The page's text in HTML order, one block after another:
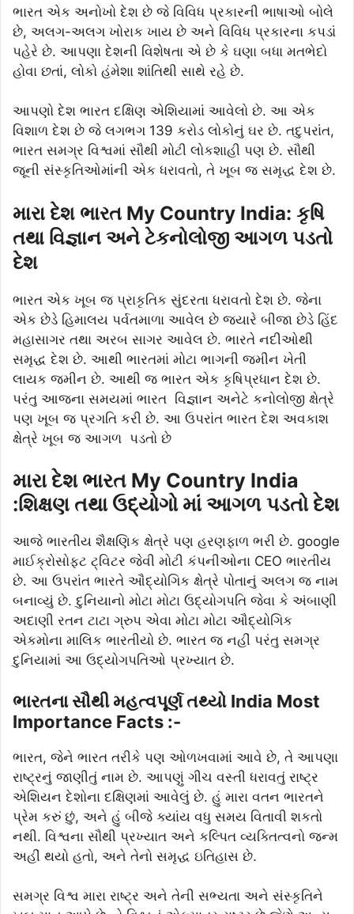
ભારત એક અનોખો દેશ છે જે વિવિધ પ્રકારની ભાષાઓ બોલે
છે, અલગ-અલગ ખોરાક ખાય છે અને વિવિધ પ્રકારના કપડાં
પહેરે છે. આપણા દેશની વિશેષતા એ છે કે ઘણા બધા મતભેદો
હોવા છતાં, લોકો હંમેશા શાંતિથી સાથે રહે છે.
આપણો દેશ ભારત દક્ષિણ એશિયામાં આવેલો છે. આ એક
વિશાળ દેશ છે જે લગભગ 139 કરોડ લોકોનું ઘર છે. તદુપરાંત,
ભારત સમગ્ર વિશ્વમાં સૌથી મોટી લોકશાહી પણ છે. સૌથી
જૂની સંસ્કૃતિઓમાંની એક ધરાવતો, તે ખૂબ જ સમૃદ્ધ દેશ છે.
મારા દેશ ભારત My Country India: કૃષિ
તથા વિજ્ઞાન અને ટેકનોલોજી આગળ પડતો
દેશ
ભારત એક ખૂબ જ પ્રાકૃતિક સુંદરતા ધરાવતો દેશ છે. જેના
એક છેડે હિમાલય પર્વતમાળા આવેલ છે જ્યારે બીજા છેડે હિંદ
મહાસાગર તથા અરબ સાગર આવેલ છે. ભારતે નદીઓથી
સમૃદ્ધ દેશ છે. આથી ભારતમાં મોટા ભાગની જમીન ખેતી
લાયક જમીન છે. આથી જ ભારત એક કૃષિપ્રધાન દેશ છે.
પરંતુ આજના સમયમાં ભારત વિજ્ઞાન અનેટે કનોલોજી ક્ષેત્રે
પણ ખૂબ જ પ્રગતિ કરી છે. આ ઉપરાંત ભારત દેશ અવકાશ
ક્ષેત્રે ખૂબ જ આગળ પડતો છે
મારા દેશ ભારત My Country India
:શિક્ષણ તથા ઉદ્યોગો માં આગળ પડતો દેશ
આજે ભારતીય શૈક્ષણિક ક્ષેત્રે પણ હરણફાળ ભરી છે. google
માઈક્રોસોફ્ટ ટ્વિટર જેવી મોટી કંપનીઓના CEO ભારતીય
છે. આ ઉપરાંત ભારતે ઔદ્યોગિક ક્ષેત્રે પોતાનું અલગ જ નામ
બનાવ્યું છે. દુનિયાનો મોટા મોટા ઉદ્યોગપતિ જેવા કે અંબાણી
અદાણી રતન ટાટા ગ્રુપ એવા મોટા મોટા ઔદ્યોગિક
એકમોના માલિક ભારતીયો છે. ભારત જ નહીં પરંતુ સમગ્ર
દુનિયામાં આ ઉદ્યોગપતિઓ પ્રખ્યાત છે.
ભારતના સૌથી મહત્વપૂર્ણ તથ્યો India Most
Importance Facts :-
ભારત, જેને ભારત તરીકે પણ ઓળખવામાં આવે છે, તે આપણા
રાષ્ટ્રનું જાણીતું નામ છે. આપણું ગીચ વસ્તી ધરાવતું રાષ્ટ્ર
એશિયન દેશોના દક્ષિણમાં આવેલું છે. હું મારા વતન ભારતને
પ્રેમ કરું છું, અને હું બીજે ક્યાંય વધુ સમય વિતાવી શકતો
નથી. વિશ્વના સૌથી પ્રખ્યાત અને કલ્પિત વ્યક્તિત્વનો જન્મ
અહીં થયો હતો, અને તેનો સમૃદ્ધ ઇતિહાસ છે.
સમગ્ર વિશ્વ મારા રાષ્ટ્ર અને તેની સભ્યતા અને સંસ્કૃતિને